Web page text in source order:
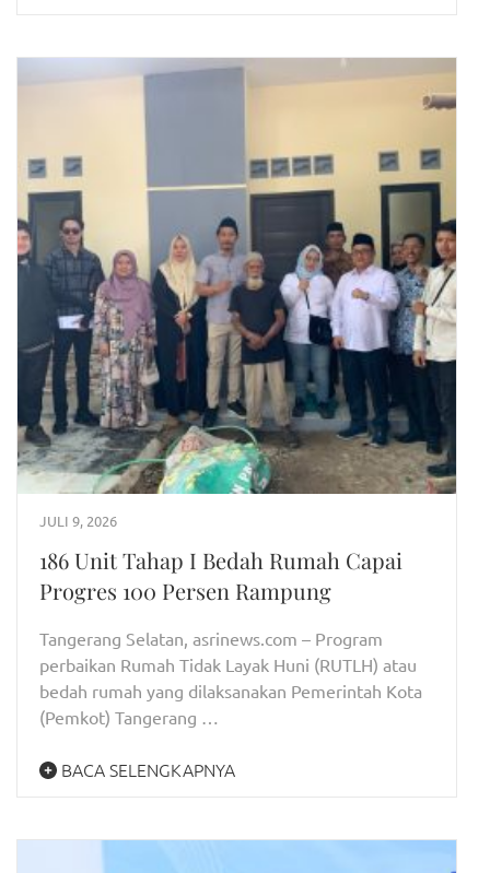
JULI 9, 2026
186 Unit Tahap I Bedah Rumah Capai
Progres 100 Persen Rampung
Tangerang Selatan, asrinews.com – Program
perbaikan Rumah Tidak Layak Huni (RUTLH) atau
bedah rumah yang dilaksanakan Pemerintah Kota
(Pemkot) Tangerang …
BACA SELENGKAPNYA